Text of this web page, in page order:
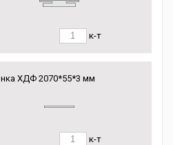
к-т
ХДФ 2070*55*3 мм
к-т